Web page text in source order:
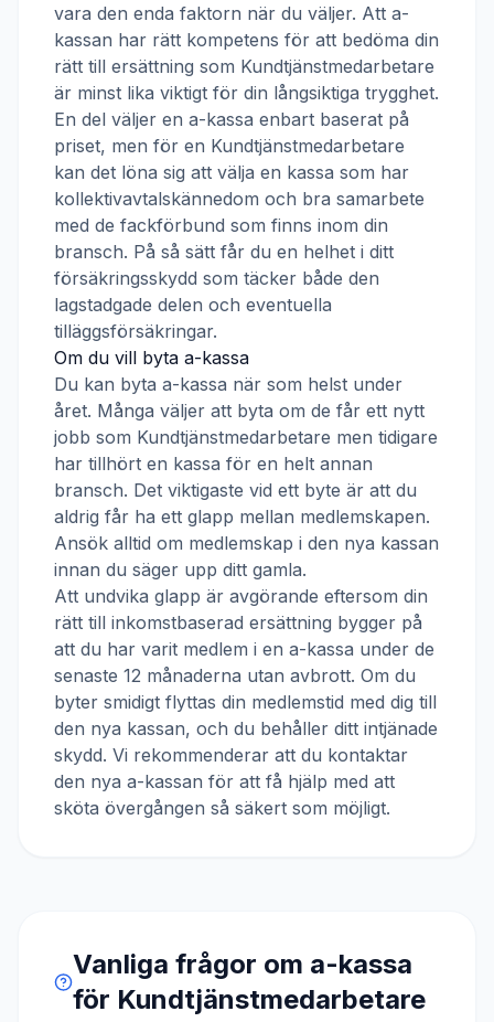
vara den enda faktorn när du väljer. Att a-
kassan har rätt kompetens för att bedöma din
rätt till ersättning som Kundtjänstmedarbetare
är minst lika viktigt för din långsiktiga trygghet.
En del väljer en a-kassa enbart baserat på
priset, men för en Kundtjänstmedarbetare
kan det löna sig att välja en kassa som har
kollektivavtalskännedom och bra samarbete
med de fackförbund som finns inom din
bransch. På så sätt får du en helhet i ditt
försäkringsskydd som täcker både den
lagstadgade delen och eventuella
tilläggsförsäkringar.
Om du vill byta a-kassa
Du kan byta a-kassa när som helst under
året. Många väljer att byta om de får ett nytt
jobb som Kundtjänstmedarbetare men tidigare
har tillhört en kassa för en helt annan
bransch. Det viktigaste vid ett byte är att du
aldrig får ha ett glapp mellan medlemskapen.
Ansök alltid om medlemskap i den nya kassan
innan du säger upp ditt gamla.
Att undvika glapp är avgörande eftersom din
rätt till inkomstbaserad ersättning bygger på
att du har varit medlem i en a-kassa under de
senaste 12 månaderna utan avbrott. Om du
byter smidigt flyttas din medlemstid med dig till
den nya kassan, och du behåller ditt intjänade
skydd. Vi rekommenderar att du kontaktar
den nya a-kassan för att få hjälp med att
sköta övergången så säkert som möjligt.
Vanliga frågor om a-kassa
för Kundtjänstmedarbetare